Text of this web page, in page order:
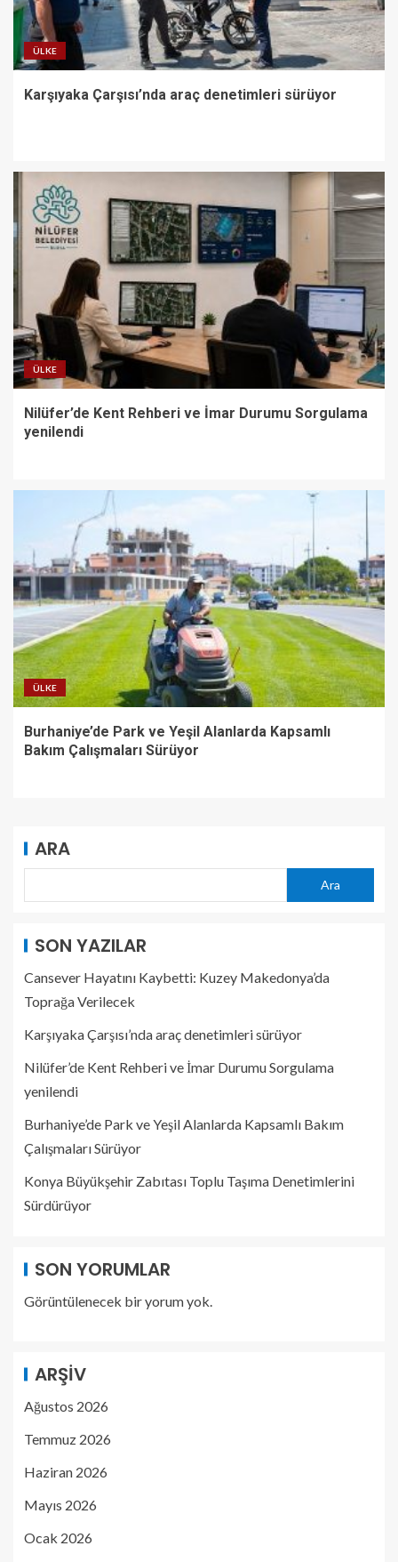
ÜLKE
Karşıyaka Çarşısı’nda araç denetimleri sürüyor
ÜLKE
Nilüfer’de Kent Rehberi ve İmar Durumu Sorgulama
yenilendi
ÜLKE
Burhaniye’de Park ve Yeşil Alanlarda Kapsamlı
Bakım Çalışmaları Sürüyor
ARA
Ara
SON YAZILAR
Cansever Hayatını Kaybetti: Kuzey Makedonya’da
Toprağa Verilecek
Karşıyaka Çarşısı’nda araç denetimleri sürüyor
Nilüfer’de Kent Rehberi ve İmar Durumu Sorgulama
yenilendi
Burhaniye’de Park ve Yeşil Alanlarda Kapsamlı Bakım
Çalışmaları Sürüyor
Konya Büyükşehir Zabıtası Toplu Taşıma Denetimlerini
Sürdürüyor
SON YORUMLAR
Görüntülenecek bir yorum yok.
ARŞIV
Ağustos 2026
Temmuz 2026
Haziran 2026
Mayıs 2026
Ocak 2026